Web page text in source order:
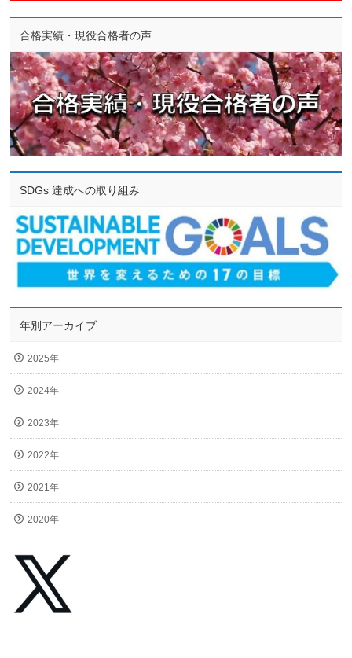
合格実績・現役合格者の声
SDGs 達成への取り組み
年別アーカイブ
2025年
2024年
2023年
2022年
2021年
2020年